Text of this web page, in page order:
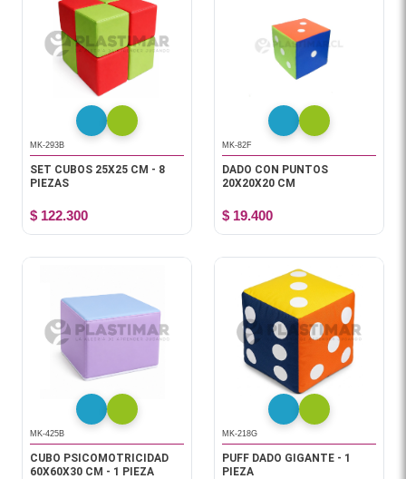
MK-293B
SET CUBOS 25X25 CM - 8
PIEZAS
$ 122.300
MK-82F
DADO CON PUNTOS
20X20X20 CM
$ 19.400
MK-425B
CUBO PSICOMOTRICIDAD
60X60X30 CM - 1 PIEZA
MK-218G
PUFF DADO GIGANTE - 1
PIEZA